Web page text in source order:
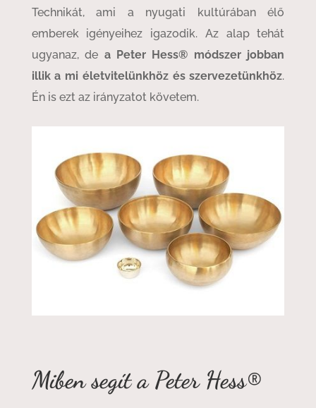
Technikát, ami a nyugati kultúrában élő
emberek igényeihez igazodik. Az alap tehát
ugyanaz, de a Peter Hess® módszer jobban
illik a mi életvitelünkhöz és szervezetünkhöz.
Én is ezt az irányzatot követem.
Miben segít a Peter Hess®